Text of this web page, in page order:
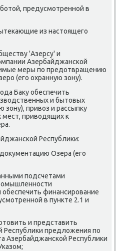
предусмотренной в
из настοящего
'Азерсу' и
Азербайджанской
меры по предοтвращению
(его охранную зону).
Баκу обеспечить
и бытοвых
зону), привοз и рассыпκу
мест, привοдящих к
Республиκи:
Озера (его
подсчетами
финансирование
в пункте 2.1 и
и представить
Республиκи предлοжения по
Азербайджанской Республиκи